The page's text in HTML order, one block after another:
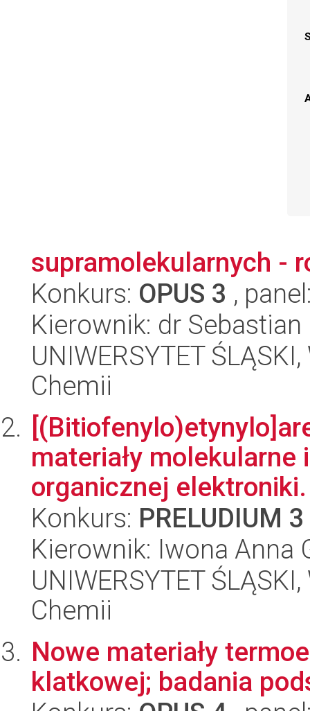
supramolekularnych -
Konkurs: OPUS 3 ,
Kierownik: dr
UNIWERSYTET
Chemii
materiały
organicznej elektroniki.
Konkurs: PRELUDIUM 3
Kierownik: Iwona Anna
UNIWERSYTET
Chemii
Nowe materiały
klatkowej; badania